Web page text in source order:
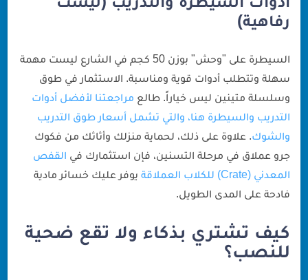
رفاهية)
السيطرة على "وحش" بوزن 50 كجم في الشارع ليست مهمة
سهلة وتتطلب أدوات قوية ومناسبة. الاستثمار في طوق
وسلسلة متينين ليس خياراً. طالع مراجعتنا لأفضل أدوات
التدريب والسيطرة هنا، والتي تشمل أسعار طوق التدريب
والشوك. علاوة على ذلك، لحماية منزلك وأثاثك من فكوك
جرو عملاق في مرحلة التسنين، فإن استثمارك في القفص
المعدني (Crate) للكلاب العملاقة
يوفر عليك خسائر مادية
فادحة على المدى الطويل.
كيف تشتري بذكاء ولا تقع ضحية
للنصب؟